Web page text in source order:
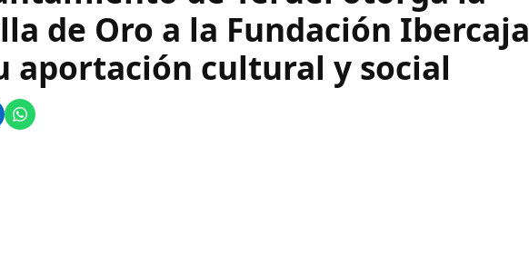
de Oro a la Fundación Ibercaja
aportación cultural y social